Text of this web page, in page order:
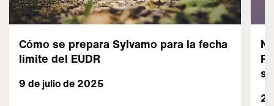
Cómo se prepara Sylvamo para la fecha
límite del EUDR
9 de julio de 2025